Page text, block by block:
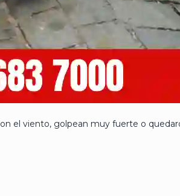
el viento, golpean muy fuerte o